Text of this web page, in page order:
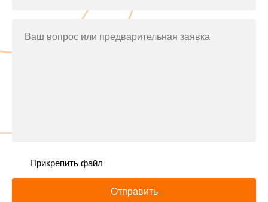
Ваш вопрос или предварительная заявка
Прикрепить файл
Отправить